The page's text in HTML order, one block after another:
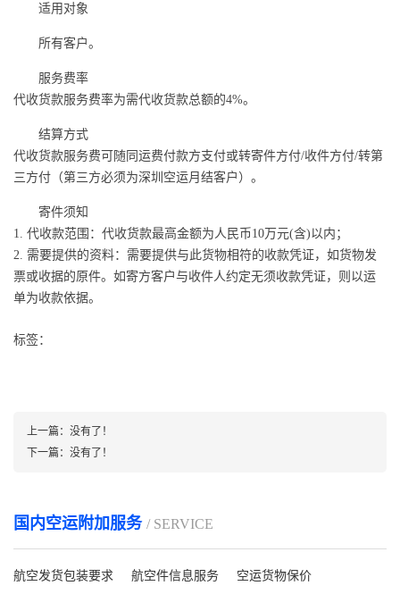
适用对象
所有客户。
服务费率
代收货款服务费率为需代收货款总额的4%。
结算方式
代收货款服务费可随同运费付款方支付或转寄件方付/收件方付/转第
三方付（第三方必须为深圳空运月结客户）。
寄件须知
1. 代收款范围：代收货款最高金额为人民币10万元(含)以内；
2. 需要提供的资料：需要提供与此货物相符的收款凭证，如货物发
票或收据的原件。如寄方客户与收件人约定无须收款凭证，则以运
单为收款依据。
标签：
上一篇： 没有了！
下一篇： 没有了！
国内空运附加服务 / SERVICE
航空发货包装要求 航空件信息服务 空运货物保价